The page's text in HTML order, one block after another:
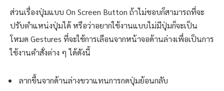
ส่วนเรื่องปุ่มแบบ On Screen Button ถ้าไม่ชอบก็สามารถที่จะ
ปรับตำแหน่งปุ่มได้ หรือว่าอยากใช้งานแบบไม่มีปุ่มก็จะเป็น
โหมด Gestures ที่จะใช้การเลือนจากหน้าจอด้านล่างเพื่อเป็นการ
ใช้งานคำสั่งต่าง ๆ ได้ดังนี้
ลากขึ้นจากด้านล่างขวาแทนการกดปุ่มย้อนกลับ